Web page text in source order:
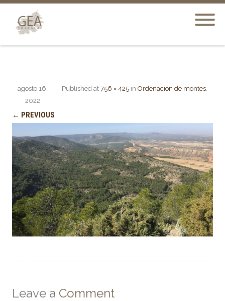
Published
agosto 16,
2022
at 756 × 425 in Ordenación de montes.
← PREVIOUS
Leave a Comment